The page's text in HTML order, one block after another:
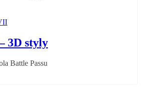
3D styly
Battle Passu